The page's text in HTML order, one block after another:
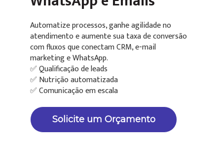
Automatize processos, ganhe agilidade no
atendimento e aumente sua taxa de conversão
com fluxos que conectam CRM, e-mail
marketing e WhatsApp.
✅ Qualificação de leads
✅ Nutrição automatizada
✅ Comunicação em escala
Solicite um Orçamento